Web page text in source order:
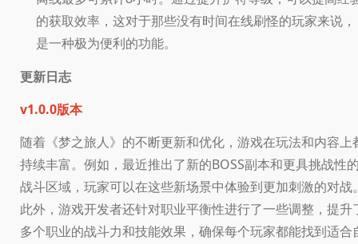
的获取效率，这对于那些没有时间在线刷怪的玩家来说，
是一种极为便利的功能。
更新日志
v1.0.0版本
随着《梦之旅人》的不断更新和优化，游戏在玩法和内容上
持续丰富。例如，最近推出了新的BOSS副本和更具挑战性
战斗区域，玩家可以在这些新场景中体验到更加刺激的对战
此外，游戏开发者还针对职业平衡性进行了一些调整，提升
多个职业的战斗力和技能效果，确保每个玩家都能找到适合